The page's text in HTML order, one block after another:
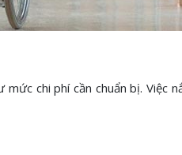
chi phí cần chuẩn bị. Việc